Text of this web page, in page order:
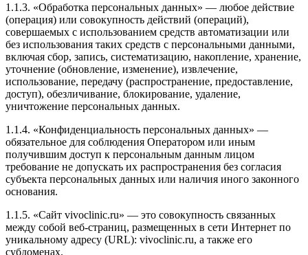
1.1.3. «Обработка персональных данных» — любое действие
(операция) или совокупность действий (операций),
совершаемых с использованием средств автоматизации или
без использования таких средств с персональными данными,
включая сбор, запись, систематизацию, накопление, хранение,
уточнение (обновление, изменение), извлечение,
использование, передачу (распространение, предоставление,
доступ), обезличивание, блокирование, удаление,
уничтожение персональных данных.
1.1.4. «Конфиденциальность персональных данных» —
обязательное для соблюдения Оператором или иным
получившим доступ к персональным данным лицом
требование не допускать их распространения без согласия
субъекта персональных данных или наличия иного законного
основания.
1.1.5. «Сайт vivoclinic.ru» — это совокупность связанных
между собой веб-страниц, размещенных в сети Интернет по
уникальному адресу (URL): vivoclinic.ru, а также его
субдоменах.